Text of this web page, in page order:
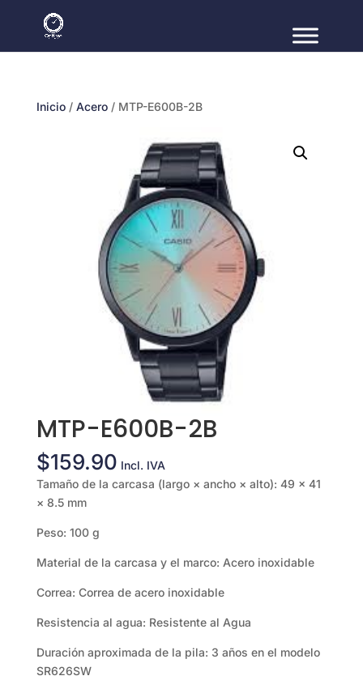
Inicio/ Acero/ MTP-E600B-2B
MTP-E600B-2B
$159.90 Incl. IVA
Tamaño de la carcasa (largo × ancho × alto): 49 × 41
× 8.5 mm
Peso: 100 g
Material de la carcasa y el marco: Acero inoxidable
Correa: Correa de acero inoxidable
Resistencia al agua: Resistente al Agua
Duración aproximada de la pila: 3 años en el modelo
SR626SW